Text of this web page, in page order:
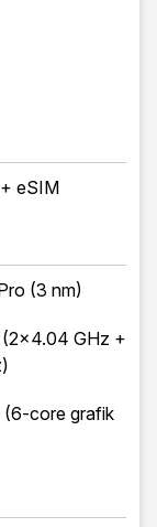
eSIM
(3 nm)
GHz +
(6-core grafik